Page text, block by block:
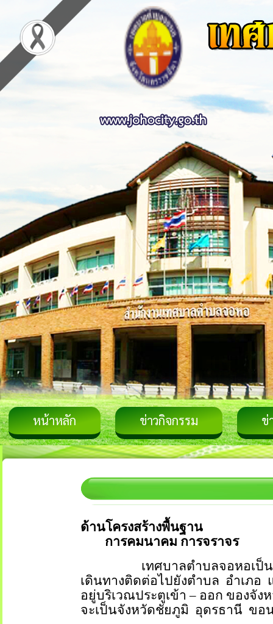
หน้าหลัก ข่าวกิจกรรม ข่
ด้านโครงสร้างพื้นฐาน
การคมนาคม การจราจร
เทศบาลตำบลจอหอเป็
เดินทางติดต่อไปยังตำบล อำเภอ
อยู่บริเวณประตูเข้า– ออก ของจัง
จะเป็นจังหวัดชัยภูมิ อุดรธานี ขอ